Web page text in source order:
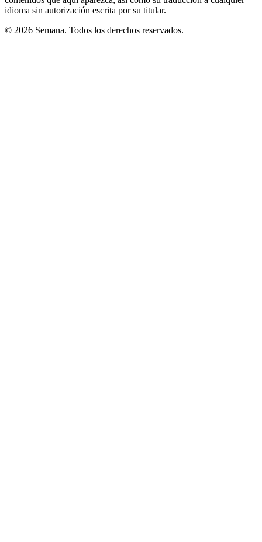
idioma sin autorización escrita por su titular.
© 2026 Semana. Todos los derechos reservados.